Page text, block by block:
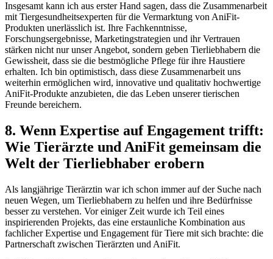
Insgesamt kann ich aus erster Hand sagen, dass die Zusammenarbeit
mit​ Tiergesundheitsexperten‍ für die Vermarktung von‌ AniFit-
Produkten unerlässlich ist. Ihre Fachkenntnisse,
‍Forschungsergebnisse, Marketingstrategien und ihr Vertrauen
stärken nicht ⁢nur unser⁤ Angebot, sondern geben Tierliebhabern die
Gewissheit, dass sie ⁣die bestmögliche Pflege für ihre ⁣Haustiere
erhalten. ‍Ich ⁤bin ​optimistisch, ​dass diese Zusammenarbeit uns
weiterhin ermöglichen wird, innovative und qualitativ hochwertige
AniFit-Produkte anzubieten, die das Leben unserer tierischen
Freunde bereichern.
8. Wenn Expertise auf Engagement trifft:
Wie Tierärzte und⁣ AniFit ⁤gemeinsam die
Welt ‍der Tierliebhaber erobern
Als langjährige Tierärztin war ich schon ‍immer auf der⁤ Suche ⁤nach
neuen Wegen, um Tierliebhabern zu helfen und ihre Bedürfnisse
besser zu verstehen.⁤ Vor ​einiger ​Zeit wurde ich Teil eines
inspirierenden Projekts, das eine erstaunliche Kombination aus
fachlicher Expertise und Engagement für Tiere mit sich brachte: die
Partnerschaft zwischen Tierärzten und‍ AniFit.